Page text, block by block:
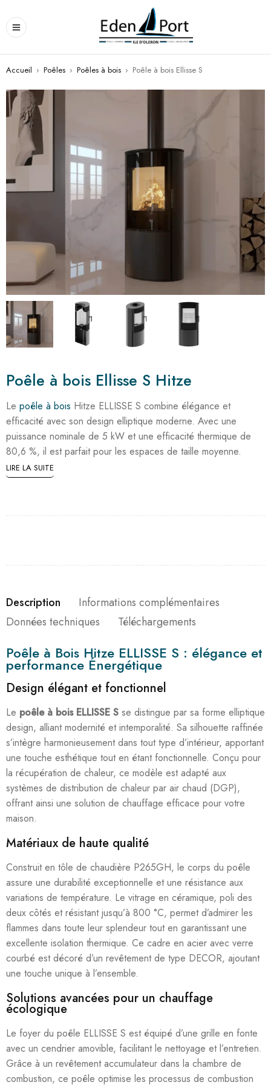
Accueil › Poêles › Poêles à bois › Poêle à bois Ellisse S
Poêle à bois Ellisse S Hitze
Le poêle à bois Hitze ELLISSE S combine élégance et
efficacité avec son design elliptique moderne. Avec une
puissance nominale de 5 kW et une efficacité thermique de
80,6 %, il est parfait pour les espaces de taille moyenne.
LIRE LA SUITE
Description
Informations complémentaires
Données techniques
Téléchargements
Poêle à Bois Hitze ELLISSE S : élégance et
performance Énergétique
Design élégant et fonctionnel
Le poêle à bois ELLISSE S se distingue par sa forme elliptique
design, alliant modernité et intemporalité. Sa silhouette raffinée
s’intègre harmonieusement dans tout type d’intérieur, apportant
une touche esthétique tout en étant fonctionnelle. Conçu pour
la récupération de chaleur, ce modèle est adapté aux
systèmes de distribution de chaleur par air chaud (DGP),
offrant ainsi une solution de chauffage efficace pour votre
maison.
Matériaux de haute qualité
Construit en tôle de chaudière P265GH, le corps du poêle
assure une durabilité exceptionnelle et une résistance aux
variations de température. Le vitrage en céramique, poli des
deux côtés et résistant jusqu’à 800 °C, permet d’admirer les
flammes dans toute leur splendeur tout en garantissant une
excellente isolation thermique. Ce cadre en acier avec verre
courbé est décoré d’un revêtement de type DECOR, ajoutant
une touche unique à l’ensemble.
Solutions avancées pour un chauffage
écologique
Le foyer du poêle ELLISSE S est équipé d’une grille en fonte
avec un cendrier amovible, facilitant le nettoyage et l’entretien.
Grâce à un revêtement accumulateur dans la chambre de
combustion, ce poêle optimise les processus de combustion